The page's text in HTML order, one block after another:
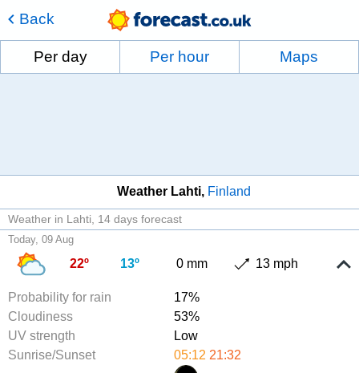
Back
Per day Per hour Maps
Weather Lahti Finland
Weather in Lahti 14 days forecast
Today, 09 Aug
22º 13º 0 mm 13 mph
Probability for rain
17%
Cloudiness
53%
UV strength
Low
Sunrise/Sunset
05:12 21:32